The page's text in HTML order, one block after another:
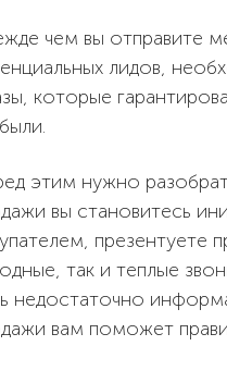
чем вы отправите
лидов,
которые
этим нужно
вы становитесь
презентуете
так и теплые
недостаточно
вам поможет